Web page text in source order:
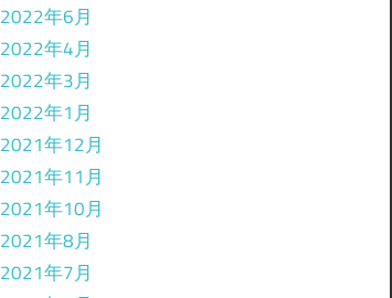
2022年6月
2022年4月
2022年3月
2022年1月
2021年12月
2021年11月
2021年10月
2021年8月
2021年7月